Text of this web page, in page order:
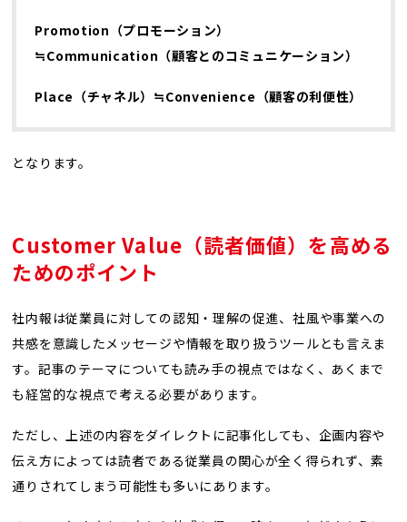
Promotion（プロモーション）
≒Communication（顧客とのコミュニケーション）
Place（チャネル）≒Convenience（顧客の利便性）
となります。
Customer Value（読者価値）を高める
ためのポイント
社内報は従業員に対しての認知・理解の促進、社風や事業への
共感を意識したメッセージや情報を取り扱うツールとも言えま
す。記事のテーマについても読み手の視点ではなく、あくまで
も経営的な視点で考える必要があります。
ただし、上述の内容をダイレクトに記事化しても、企画内容や
伝え方によっては読者である従業員の関心が全く得られず、素
通りされてしまう可能性も多いにあります。